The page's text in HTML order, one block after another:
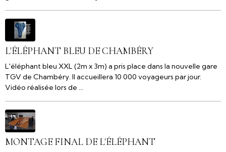
L'ÉLÉPHANT BLEU DE CHAMBÉRY
L'éléphant bleu XXL (2m x 3m) a pris place dans la nouvelle gare
TGV de Chambéry. Il accueillera 10 000 voyageurs par jour.
Vidéo réalisée lors de ...
MONTAGE FINAL DE L'ÉLÉPHANT